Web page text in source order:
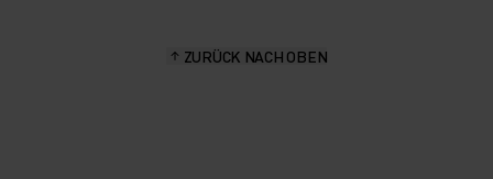
ZURÜCK NACH OBEN